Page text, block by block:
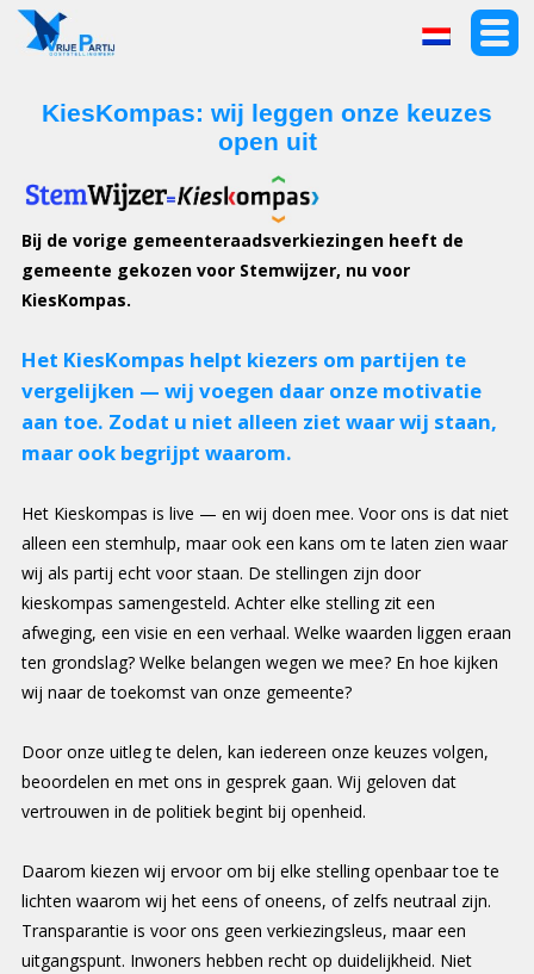
KiesKompas: wij leggen onze keuzes
open uit
Bij de vorige gemeenteraadsverkiezingen heeft de
gemeente gekozen voor Stemwijzer, nu voor
KiesKompas.
Het KiesKompas helpt kiezers om partijen te
vergelijken — wij voegen daar onze motivatie
aan toe. Zodat u niet alleen ziet waar wij staan,
maar ook begrijpt waarom.
Het Kieskompas is live — en wij doen mee. Voor ons is dat niet
alleen een stemhulp, maar ook een kans om te laten zien waar
wij als partij echt voor staan. De stellingen zijn door
kieskompas samengesteld. Achter elke stelling zit een
afweging, een visie en een verhaal. Welke waarden liggen eraan
ten grondslag? Welke belangen wegen we mee? En hoe kijken
wij naar de toekomst van onze gemeente?
Door onze uitleg te delen, kan iedereen onze keuzes volgen,
beoordelen en met ons in gesprek gaan. Wij geloven dat
vertrouwen in de politiek begint bij openheid.
Daarom kiezen wij ervoor om bij elke stelling openbaar toe te
lichten waarom wij het eens of oneens, of zelfs neutraal zijn.
Transparantie is voor ons geen verkiezingsleus, maar een
uitgangspunt. Inwoners hebben recht op duidelijkheid. Niet